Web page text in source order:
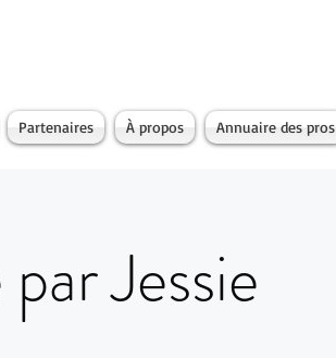
Partenaires À propos Annuaire des pros
Jessie